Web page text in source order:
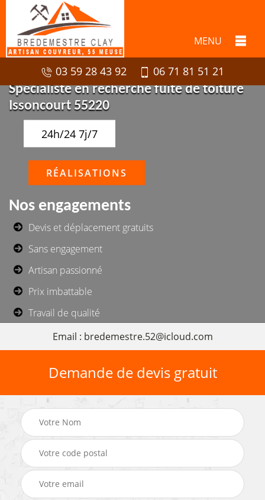
MENU
03 59 28 43 92
06 71 81 51 21
Spécialiste en recherche fuite de toiture
Issoncourt 55220
24h/24 7j/7
RÉALISATIONS
Nos engagements
Devis et déplacement gratuits
Sans engagement
Artisan passionné
Prix imbattable
Travail de qualité
Email : bredemestre.52@icloud.com
Demande de devis gratuit